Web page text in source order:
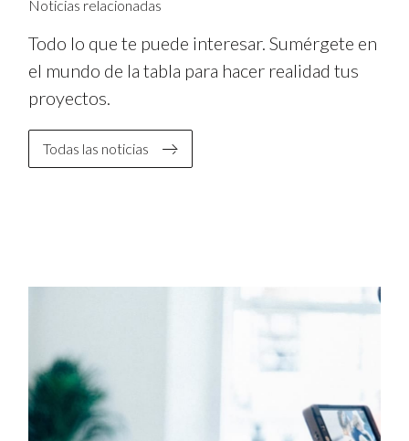
Noticias relacionadas
Todo lo que te puede interesar. Sumérgete en
el mundo de la tabla para hacer realidad tus
proyectos.
Todas las noticias